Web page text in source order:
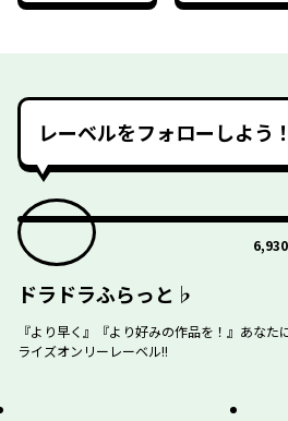
った【電子特別版】
った２【電子特
レーベルをフォローしよう！
6,930
ドラドラふらっと♭
『より早く』『より好みの作品を！』あな
ライズオンリーレーベル!!